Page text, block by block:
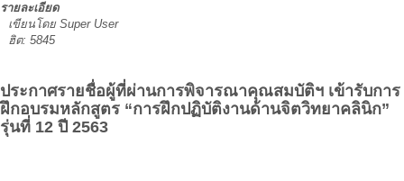
รายละเอียด
เขียนโดย Super User
ฮิต: 5845
ประกาศรายชื่อผู้ที่ผ่านการพิจารณาคุณสมบัติฯ เข้ารับการ
ฝึกอบรมหลักสูตร “การฝึกปฏิบัติงานด้านจิตวิทยาคลินิก”
รุ่นที่ 12 ปี 2563